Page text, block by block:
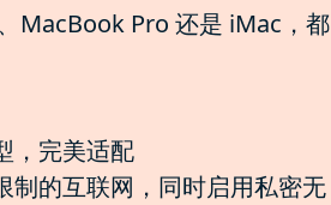
MacBook Pro 还是 iMac，都
，完美适配
的互联网，同时启用私密无